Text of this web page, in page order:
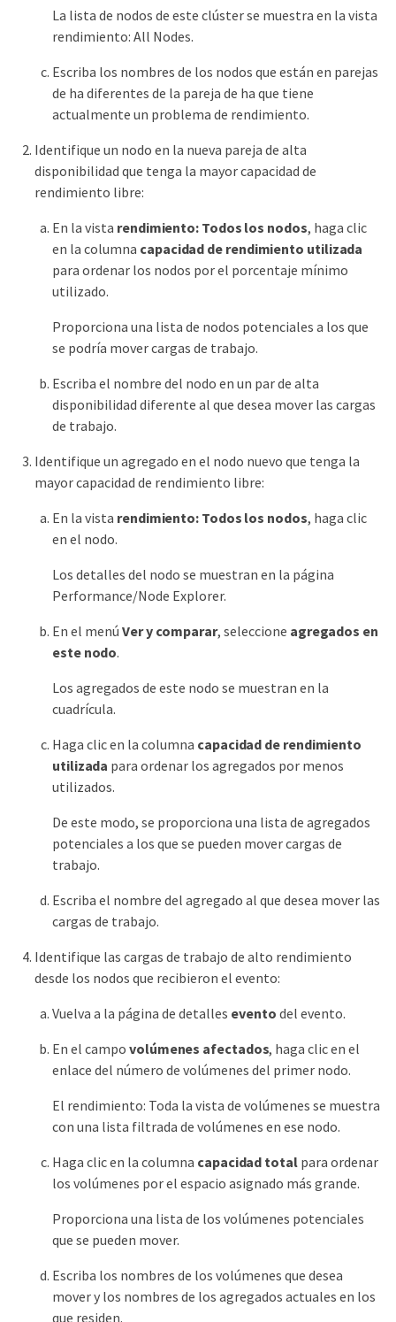
La lista de nodos de este clúster se muestra en la vista
rendimiento: All Nodes.
Escriba los nombres de los nodos que están en parejas
de ha diferentes de la pareja de ha que tiene
actualmente un problema de rendimiento.
Identifique un nodo en la nueva pareja de alta
disponibilidad que tenga la mayor capacidad de
rendimiento libre:
En la vista rendimiento: Todos los nodos, haga clic
en la columna capacidad de rendimiento utilizada
para ordenar los nodos por el porcentaje mínimo
utilizado.
Proporciona una lista de nodos potenciales a los que
se podría mover cargas de trabajo.
Escriba el nombre del nodo en un par de alta
disponibilidad diferente al que desea mover las cargas
de trabajo.
Identifique un agregado en el nodo nuevo que tenga la
mayor capacidad de rendimiento libre:
En la vista rendimiento: Todos los nodos, haga clic
en el nodo.
Los detalles del nodo se muestran en la página
Performance/Node Explorer.
En el menú Ver y comparar, seleccione agregados en
este nodo.
Los agregados de este nodo se muestran en la
cuadrícula.
Haga clic en la columna capacidad de rendimiento
utilizada para ordenar los agregados por menos
utilizados.
De este modo, se proporciona una lista de agregados
potenciales a los que se pueden mover cargas de
trabajo.
Escriba el nombre del agregado al que desea mover las
cargas de trabajo.
Identifique las cargas de trabajo de alto rendimiento
desde los nodos que recibieron el evento:
Vuelva a la página de detalles evento del evento.
En el campo volúmenes afectados, haga clic en el
enlace del número de volúmenes del primer nodo.
El rendimiento: Toda la vista de volúmenes se muestra
con una lista filtrada de volúmenes en ese nodo.
Haga clic en la columna capacidad totalpara ordenar
los volúmenes por el espacio asignado más grande.
Proporciona una lista de los volúmenes potenciales
que se pueden mover.
Escriba los nombres de los volúmenes que desea
mover y los nombres de los agregados actuales en los
que residen.